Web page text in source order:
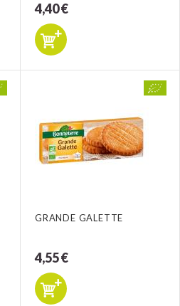
4,40 €
GRANDE GALETTE
4,55 €